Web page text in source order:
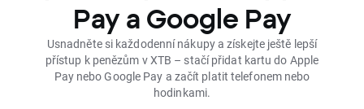
Pay a Google Pay
Usnadněte si každodenní nákupy a získejte ještě lepší
přístup k penězům v XTB – stačí přidat kartu do Apple
Pay nebo Google Pay a začít platit telefonem nebo
hodinkami.